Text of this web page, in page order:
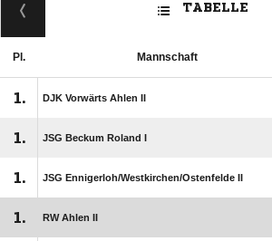
TABELLE
Pl. Mannschaft
1. DJK Vorwärts Ahlen II
1. JSG Beckum Roland I
1. JSG Ennigerloh/​Westkirchen/​Ostenfelde II
1. RW Ahlen II